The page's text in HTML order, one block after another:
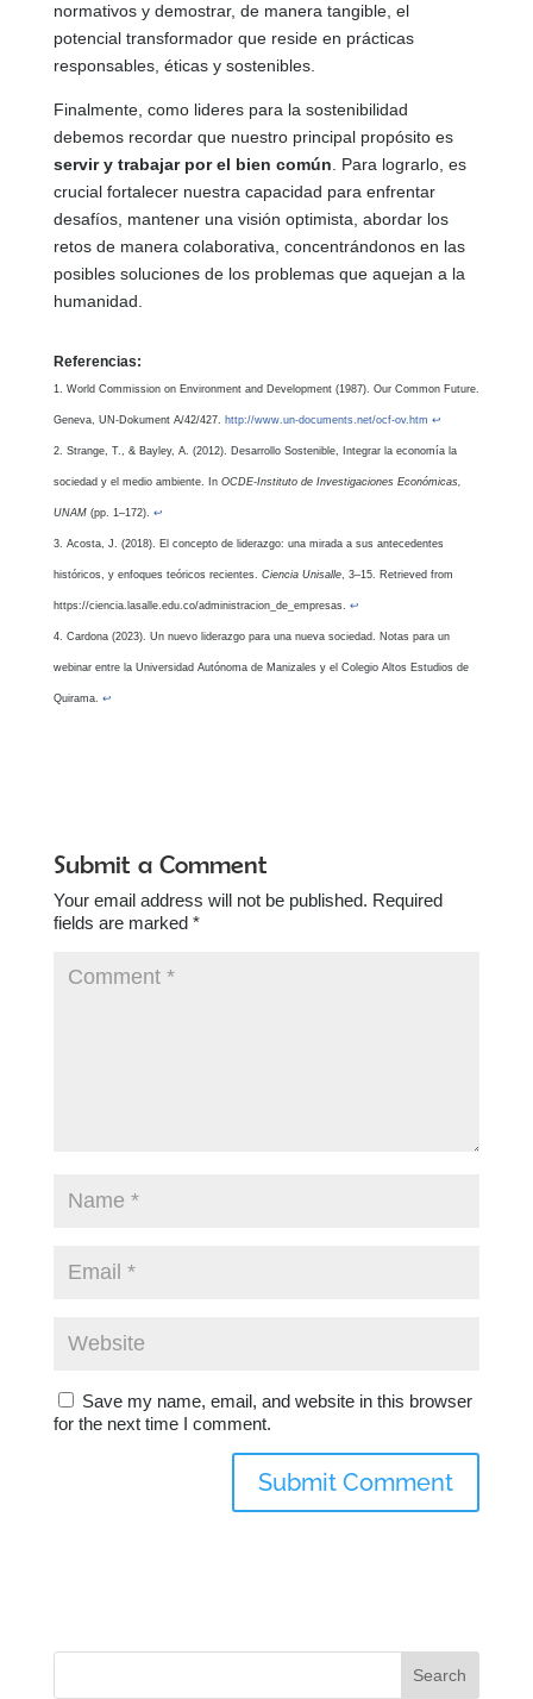
normativos y demostrar, de manera tangible, el
potencial transformador que reside en prácticas
responsables, éticas y sostenibles.
Finalmente, como lideres para la sostenibilidad
debemos recordar que nuestro principal propósito es
servir y trabajar por el bien común . Para lograrlo, es
crucial fortalecer nuestra capacidad para enfrentar
desafíos, mantener una visión optimista, abordar los
retos de manera colaborativa, concentrándonos en las
posibles soluciones de los problemas que aquejan a la
humanidad.
Referencias:
World Commission on Environment and Development (1987). Our Common Future.
Geneva, UN-Dokument A/42/427. http://www.un-documents.net/ocf-ov.htm ↩︎
Strange, T., & Bayley, A. (2012). Desarrollo Sostenible, Integrar la economía la
sociedad y el medio ambiente. In OCDE-Instituto de Investigaciones Económicas,
UNAM(pp. 1–172). ↩︎
Acosta, J. (2018). El concepto de liderazgo: una mirada a sus antecedentes
históricos, y enfoques teóricos recientes. Ciencia Unisalle, 3–15. Retrieved from
https://ciencia.lasalle.edu.co/administracion_de_empresas. ↩︎
Cardona (2023). Un nuevo liderazgo para una nueva sociedad. Notas para un
webinar entre la Universidad Autónoma de Manizales y el Colegio Altos Estudios de
Quirama. ↩︎
Submit a Comment
Your email address will not be published. Required
fields are marked *
Save my name, email, and website in this browser
for the next time I comment.
Search